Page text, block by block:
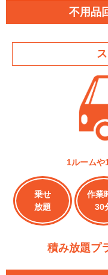
不用品
1ルームや
乗せ
放題
作業
30
積み放題プ